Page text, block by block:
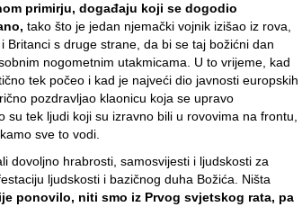
primirju, događaju koji se dogodio
tako što je jedan njemački vojnik izišao iz rova,
Britanci s druge strane, da bi se taj božićni dan
nogometnim utakmicama. U to vrijeme, kad
tek počeo i kad je najveći dio javnosti europskih
pozdravljao klaonicu koja se upravo
su tek ljudi koji su izravno bili u rovovima na frontu,
sve to vodi.
dovoljno hrabrosti, samosvijesti i ljudskosti za
ljudskosti i bazičnog duha Božića. Ništa
ponovilo, niti smo iz Prvog svjetskog rata, pa